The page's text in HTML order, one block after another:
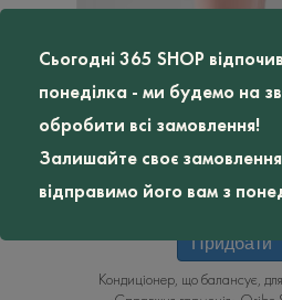
Сьогодні 365 SHOP
понеділка - ми будемо на
обробити всі замовлення!
Залишайте своє
відправимо його вам з
Придбати
Кондиціонер, що балансує,